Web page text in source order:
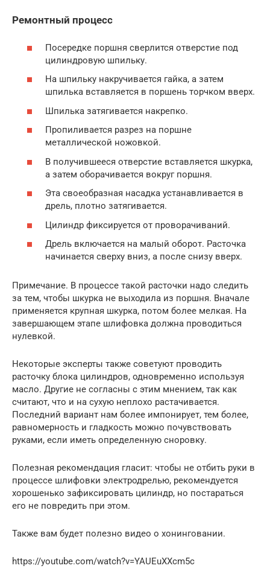
Ремонтный процесс
Посередке поршня сверлится отверстие под
цилиндровую шпильку.
На шпильку накручивается гайка, а затем
шпилька вставляется в поршень торчком вверх.
Шпилька затягивается накрепко.
Пропиливается разрез на поршне
металлической ножовкой.
В получившееся отверстие вставляется шкурка,
а затем оборачивается вокруг поршня.
Эта своеобразная насадка устанавливается в
дрель, плотно затягивается.
Цилиндр фиксируется от проворачиваний.
Дрель включается на малый оборот. Расточка
начинается сверху вниз, а после снизу вверх.
Примечание. В процессе такой расточки надо следить
за тем, чтобы шкурка не выходила из поршня. Вначале
применяется крупная шкурка, потом более мелкая. На
завершающем этапе шлифовка должна проводиться
нулевкой.
Некоторые эксперты также советуют проводить
расточку блока цилиндров, одновременно используя
масло. Другие не согласны с этим мнением, так как
считают, что и на сухую неплохо растачивается.
Последний вариант нам более импонирует, тем более,
равномерность и гладкость можно почувствовать
руками, если иметь определенную сноровку.
Полезная рекомендация гласит: чтобы не отбить руки в
процессе шлифовки электродрелью, рекомендуется
хорошенько зафиксировать цилиндр, но постараться
его не повредить при этом.
Также вам будет полезно видео о хонинговании.
https://youtube.com/watch?v=YAUEuXXcm5c